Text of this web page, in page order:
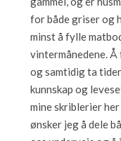
for både griser og
minst å fylle
vintermånedene.
og samtidig ta
kunnskap og
mine skriblerier
ønsker jeg å dele